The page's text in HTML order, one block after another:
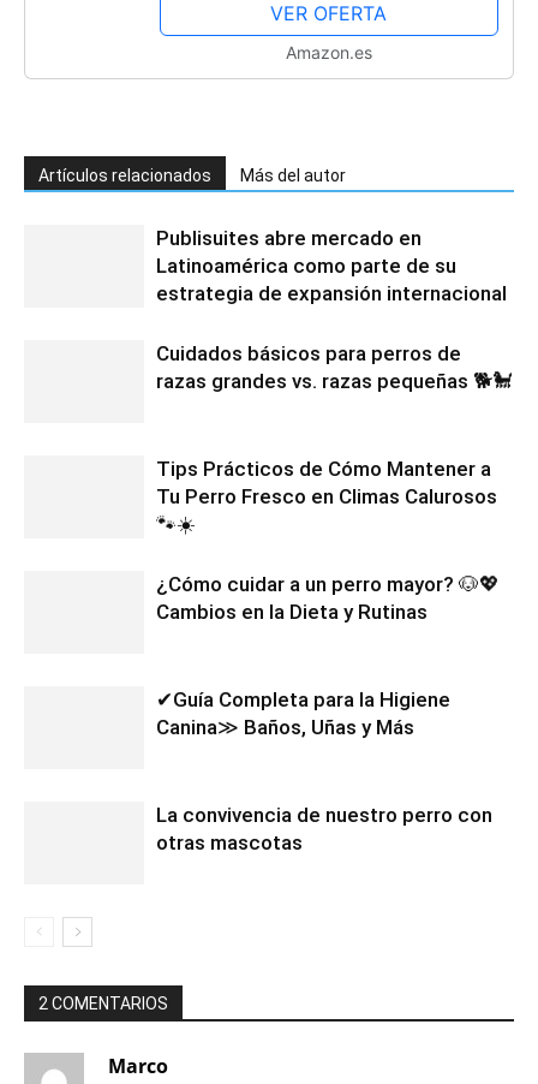
VER OFERTA
Amazon.es
Artículos relacionados Más del autor
Publisuites abre mercado en
Latinoamérica como parte de su
estrategia de expansión internacional
Cuidados básicos para perros de
razas grandes vs. razas pequeñas 🐕🐩
Tips Prácticos de Cómo Mantener a
Tu Perro Fresco en Climas Calurosos
🐾☀️
¿Cómo cuidar a un perro mayor? 🐶💖
Cambios en la Dieta y Rutinas
✔Guía Completa para la Higiene
Canina≫ Baños, Uñas y Más
La convivencia de nuestro perro con
otras mascotas
2 COMENTARIOS
Marco